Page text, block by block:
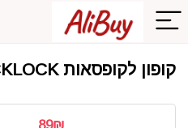
קופון לקופסאות LOCKLOCK